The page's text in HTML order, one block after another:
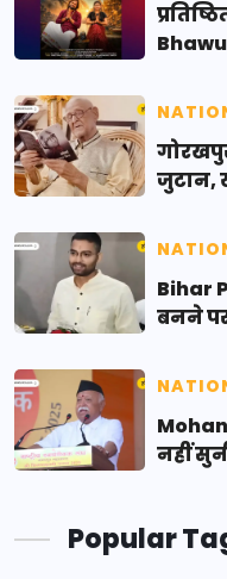
जुटान,
Bihar
बनने
नहीं
Popular